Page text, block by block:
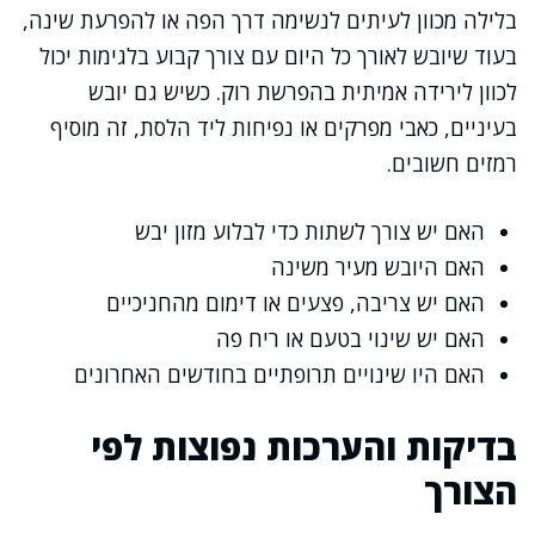
בלילה מכוון לעיתים לנשימה דרך הפה או להפרעת שינה,
בעוד שיובש לאורך כל היום עם צורך קבוע בלגימות יכול
לכוון לירידה אמיתית בהפרשת רוק. כשיש גם יובש
בעיניים, כאבי מפרקים או נפיחות ליד הלסת, זה מוסיף
רמזים חשובים.
האם יש צורך לשתות כדי לבלוע מזון יבש
האם היובש מעיר משינה
האם יש צריבה, פצעים או דימום מהחניכיים
האם יש שינוי בטעם או ריח פה
האם היו שינויים תרופתיים בחודשים האחרונים
בדיקות והערכות נפוצות לפי
הצורך